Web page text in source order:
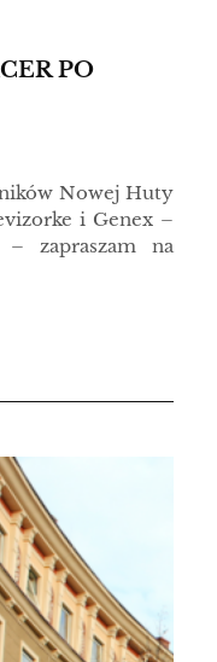
PO
Nowej Huty
i Genex –
– zapraszam na